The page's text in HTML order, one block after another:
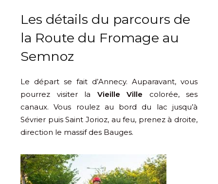
Les détails du parcours de
la Route du Fromage au
Semnoz
Le départ se fait d’Annecy. Auparavant, vous
pourrez visiter la Vieille Ville colorée, ses
canaux. Vous roulez au bord du lac jusqu’à
Sévrier puis Saint Jorioz, au feu, prenez à droite,
direction le massif des Bauges.